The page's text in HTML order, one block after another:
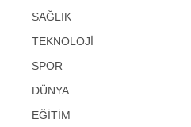
SAĞLIK
TEKNOLOJİ
SPOR
DÜNYA
EĞİTİM